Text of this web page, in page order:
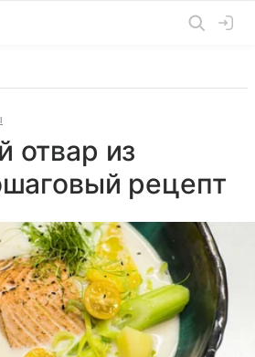
отвар из
рецепт